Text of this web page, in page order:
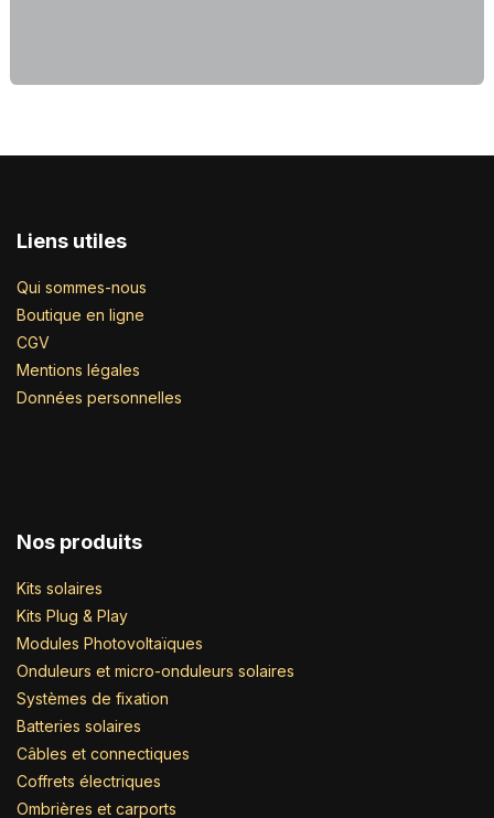
Liens utiles
Qui sommes-nous
Boutique en ligne
CGV
Mentions légales
Données personnelles
Nos produits
Kits solaires
Kits Plug & Play
Modules Photovoltaïques
Onduleurs et micro-onduleurs solaires
Systèmes de fixation
Batteries solaires
Câbles et connectiques
Coffrets électriques
Ombrières et carports